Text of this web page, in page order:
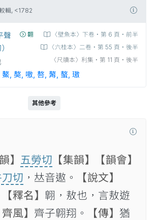
輯, <1782
翺
〈壁魚本〉下卷‧第 6 頁‧前半
〈六桂本〉二卷‧第 55 頁‧後半
〈尺牘本〉利集‧第 11 頁‧後半
聲
, 獒, 嗷, 嗸, 𦪈, 螯, 璈
其他參考
】 五勞切 【集韻】
【韻會】
切 ，𠀤音遨。
【說文】
【釋名】 翺，敖也，言敖遊
風】 齊子翺翔。 【傳】 猶